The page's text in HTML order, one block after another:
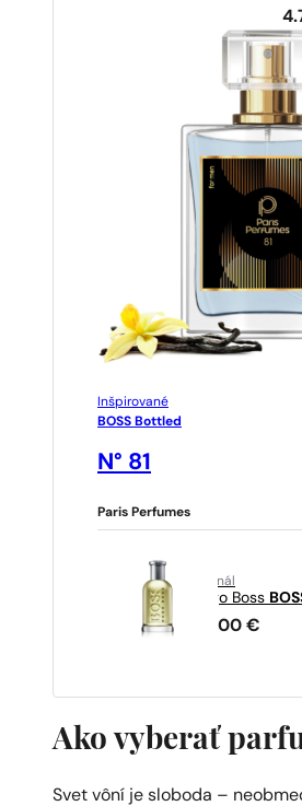
Inšpirované
BOSS Bottled
N° 81
Paris Perfumes
originál
Hugo Boss
40,00 €
Ako vyberať
Svet vôní je sloboda –